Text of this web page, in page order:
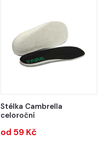
Stélka Cambrella
celoroční
od 59 Kč